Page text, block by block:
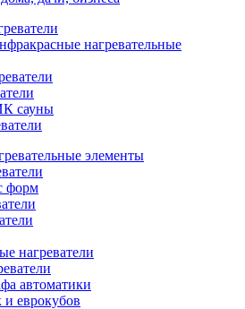
нагревательные
сауны
элементы
форм
нагреватели
автоматики
и еврокубов